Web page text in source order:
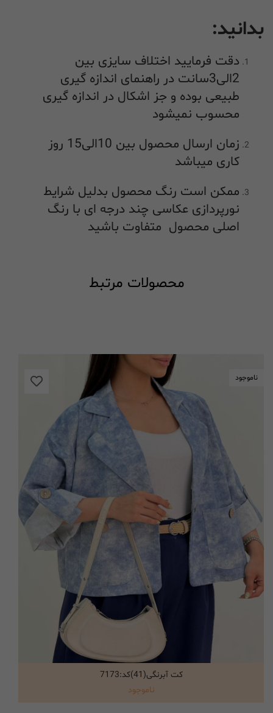
بدانید:
دقت فرمایید اختلاف سایزی بین
2الی3سانت در راهنمای اندازه گیری
طبیعی بوده و جز اشکال در اندازه گیری
محسوب نمیشود
زمان ارسال محصول بین 10الی15 روز
کاری میباشد
ممکن است رنگ محصول بدلیل شرایط
نورپردازی عکاسی چند درجه ای با رنگ
اصلی محصول متفاوت باشید
محصولات مرتبط
ناموجود
انتخاب گزینه ها
کت آبرنگی(41)کد:7173
ناموجود